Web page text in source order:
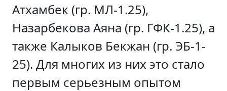
Атхамбек (гр. МЛ-1.25),
Назарбекова Аяна (гр. ГФК-1.25), а
также Калыков Бекжан (гр. ЭБ-1-
25). Для многих из них это стало
первым серьезным опытом